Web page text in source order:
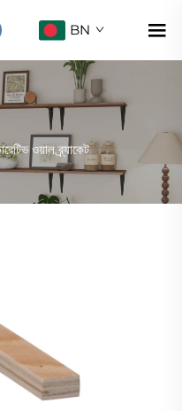
BN
ওয়াল ব্র্যাকেট